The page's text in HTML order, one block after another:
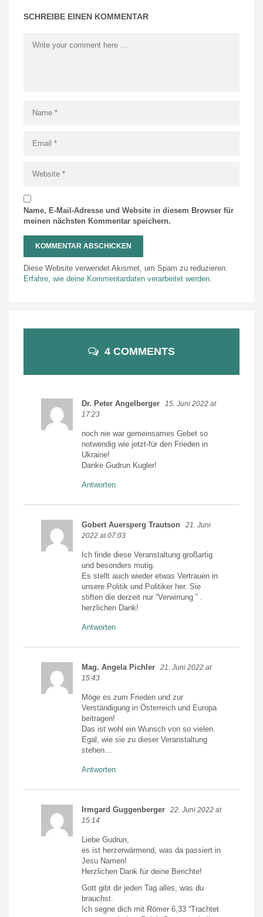
SCHREIBE EINEN KOMMENTAR
Name, E-Mail-Adresse und Website in diesem Browser für
meinen nächsten Kommentar speichern.
Diese Website verwendet Akismet, um Spam zu reduzieren.
Erfahre, wie deine Kommentardaten verarbeitet werden.
4 COMMENTS
Dr. Peter Angelberger
15. Juni 2022 at
17:23
noch nie war gemeinsames Gebet so
notwendig wie jetzt-für den Frieden in
Ukraine!
Danke Gudrun Kugler!
Antworten
Gobert Auersperg Trautson
21. Juni
2022 at 07:03
Ich finde diese Veranstaltung großartig
und besonders mutig.
Es stellt auch wieder etwas Vertrauen in
unsere Politik und Politiker her. Sie
stiften die derzeit nur “Verwirrung ” .
herzlichen Dank!
Antworten
Mag. Angela Pichler
21. Juni 2022 at
15:43
Möge es zum Frieden und zur
Verständigung in Österreich und Europa
beitragen!
Das ist wohl ein Wunsch von so vielen.
Egal, wie sie zu dieser Veranstaltung
stehen…
Antworten
Irmgard Guggenberger
22. Juni 2022 at
15:14
Liebe Gudrun,
es ist herzerwärmend, was da passiert in
Jesu Namen!
Herzlichen Dank für deine Berichte!
Gott gibt dir jeden Tag alles, was du
brauchst.
Ich segne dich mit Römer 6,33 “Trachtet